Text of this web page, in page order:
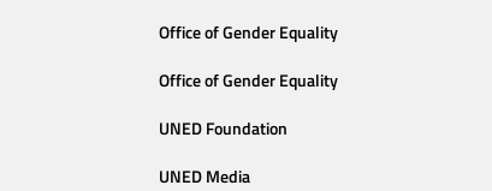
Office of Gender Equality
Office of Gender Equality
UNED Foundation
UNED Media